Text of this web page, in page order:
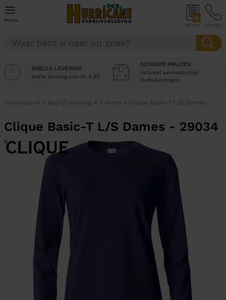
menu 0
offerte contact
SNELLE LEVERING
Snelle levering voor NL & BE
SCHERPE PRIJZEN
Inclusief aantrekkelijke
staffelkortingen
Hurricane.nl > Bedrijfskleding > T-shirts > Clique Basic-T L/S Dames
Clique Basic-T L/S Dames - 29034